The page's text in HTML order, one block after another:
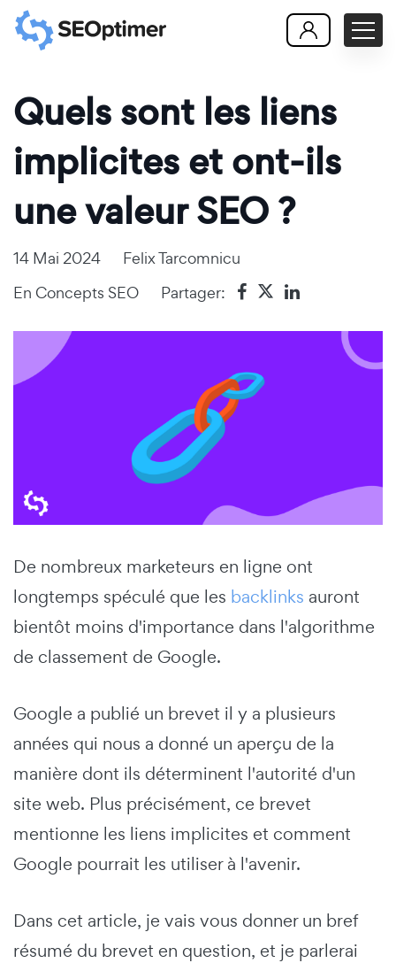
Quels sont les liens
implicites et ont-ils
une valeur SEO ?
14 Mai 2024
Felix Tarcomnicu
En Concepts SEO Partager:
De nombreux marketeurs en ligne ont
longtemps spéculé que les backlinks auront
bientôt moins d'importance dans l'algorithme
de classement de Google.
Google a publié un brevet il y a plusieurs
années qui nous a donné un aperçu de la
manière dont ils déterminent l'autorité d'un
site web. Plus précisément, ce brevet
mentionne les liens implicites et comment
Google pourrait les utiliser à l'avenir.
Dans cet article, je vais vous donner un bref
résumé du brevet en question, et je parlerai